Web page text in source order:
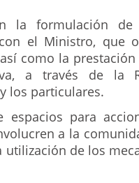
la formulación
el Ministro, que
como la
a través de la
los particulares.
espacios para
a la
de los